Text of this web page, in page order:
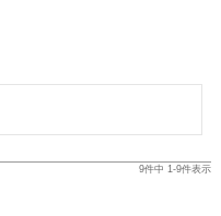
9件中 1-9件表示